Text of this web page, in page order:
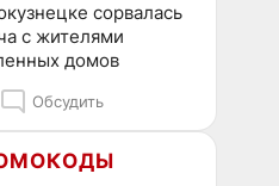
сорвалась
с жителями
домов
Обсудить